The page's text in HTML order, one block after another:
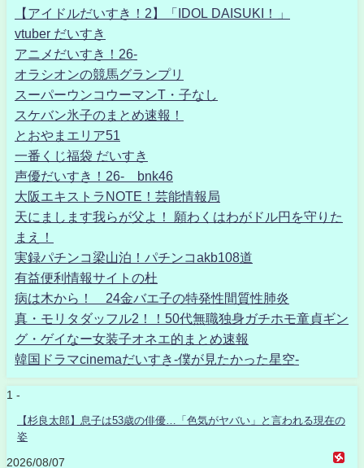
【アイドルだいすき！2】「IDOL DAISUKI！」
vtuber だいすき
アニメだいすき！26-
オラシオンの競馬グランプリ
スーパーウンコウーマンT・子なし
スケバン氷子のまとめ速報！
とおやまエリア51
一番くじ福袋 だいすき
声優だいすき！26- bnk46
大阪エキストラNOTE！芸能情報局
天にまします我らが父よ！ 願わくはわがドル円を守りた
まえ！
実録パチンコ梁山泊！パチンコakb108道
有益便利情報サイトの杜
病は木から！ 24金バエ子の特発性間質性肺炎
真・モリタダッフル2！！50代無職独身ガチホモ童貞ギン
グ・ゲイなー女装子オネエ的まとめ速報
韓国ドラマcinemaだいすき-僕が見たかった星空-
1 -
【杉良太郎】息子は53歳の俳優…「色気がヤバい」と言われる現在の
姿
2026/08/07